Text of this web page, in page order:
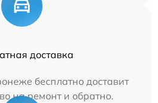
доставка
бесплатно доставит
на ремонт и обратно.